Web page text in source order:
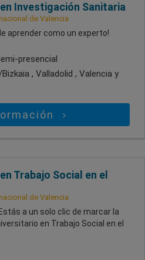
Investigación Sanitaria
de Valencia
aprender como un experto!
presencial
, Valladolid , Valencia y
Trabajo Social en el
de Valencia
a un solo clic de marcar la
en Trabajo Social en el